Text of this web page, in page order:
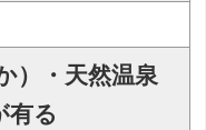
）・天然温泉
有る